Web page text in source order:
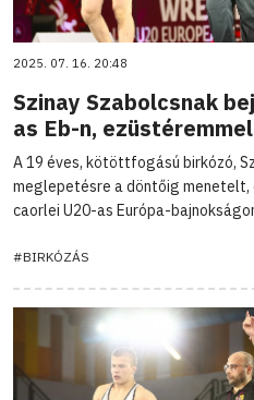
2025. 07. 16. 20:48
Szinay Szabolcsnak
as Eb-n,
A 19 éves, kötöttfogású birkózó,
meglepetésre a döntőig
caorlei U20-as Európa-
#BIRKÓZÁS